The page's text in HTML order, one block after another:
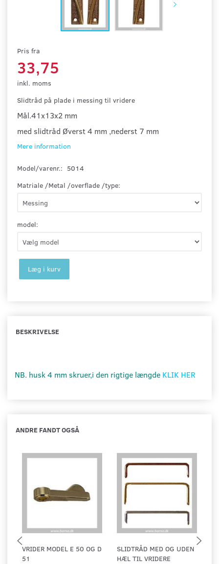
Pris fra
33,75
inkl. moms
Slidtråd på plade i messing til vridere
Mål.41x13x2 mm
med slidtråd Øverst 4 mm ,nederst 7 mm
Mere information
Model/varenr.: 5014
Matriale /Metal /overflade /type:
model:
Læg i kurv
BESKRIVELSE
NB. husk 4 mm skruer,i den rigtige længde KLIK HER
ANDRE FANDT OGSÅ
VRIDER MODEL E 50 OG D
51
SLIDTRÅD MED OG UDEN
HÆL TIL VRIDERE